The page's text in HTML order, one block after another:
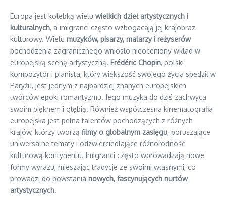
Europa jest kolebką wielu wielkich dzieł artystycznych i
kulturalnych, a imigranci często wzbogacają jej krajobraz
kulturowy. Wielu muzyków, pisarzy, malarzy i reżyserów
pochodzenia zagranicznego wniosło nieoceniony wkład w
europejską scenę artystyczną. Frédéric Chopin, polski
kompozytor i pianista, który większość swojego życia spędził w
Paryżu, jest jednym z najbardziej znanych europejskich
twórców epoki romantyzmu. Jego muzyka do dziś zachwyca
swoim pięknem i głębią. Również współczesna kinematografia
europejska jest pełna talentów pochodzących z różnych
krajów, którzy tworzą filmy o globalnym zasięgu, poruszające
uniwersalne tematy i odzwierciedlające różnorodność
kulturową kontynentu. Imigranci często wprowadzają nowe
formy wyrazu, mieszając tradycje ze swoimi własnymi, co
prowadzi do powstania nowych, fascynujących nurtów
artystycznych.